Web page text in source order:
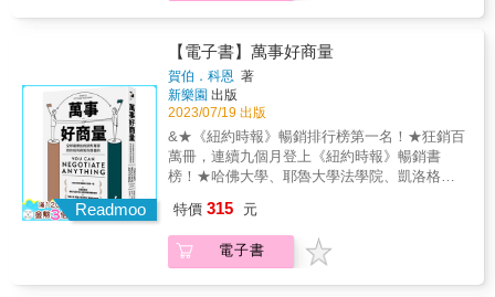
面否定三明治」── 分享你必須保護的利益
拒的理由&rarr;所以這個時間無法幫忙搬家 願意
提出其他的協助&rarr;我可以幫你找找看網路上
的搬家資訊 地位不高、籌碼不多、名氣不響、
資金不夠&hellip;&hellip;全都不是問題， 15個
迅速上手的談判工具，讓你一路見招拆招！ &
客戶在乎的是什麼 &事實&rarr;確認為什麼指
選項&rarr;集思廣益尋找各種替代方案Q：家人
不讓你養貓，該怎麼說服？A：利益&rarr;了解
家人擔心的問題有哪些 &事實&rarr;確認如何
解決過敏問題、環境問題，以及照顧責任問
題 &選項&rarr;在慈善社團借養一隻孟加拉豹
貓，引起過敏的案例少，掉毛也較少Q：想讓住
在北極的人跟你買冰箱，你要怎麼賣？A：利益
事實&rarr;冬天時把食物放在戶外，會凍得非常
硬而無法食用 &選項&rarr;冰箱可以穩定控管
食物溫度Q：討厭的朋友要你周末去幫她搬家，
想談妥互惠條件時&hellip;&hellip; & 絕大多數
的談判，我們都視為生活中的尋常， 那是因為
藉由多次嘗試，我們已在大腦裡建立了一套可
應付「普通狀況」的sop； 其實，談判的原則
總是相同，無論你的談判對象是挾持人質者、
你的伴侶，或是難搞的客戶&hellip;&hellip; 你
總得嘗試摸索出最大的可能性。 談判之所以
變得困難，是因為我們沒有能力判斷對手或當
下的情況。 或是因為缺乏資訊及談判技巧而變
的權力而心生恐懼&hellip;&hellip; & 作者身為
德國警務人員、緝毒組成員與官方專業談判教
練， 曾經面對過無數次的困境談判。 他曾與綁
Readmoo
【電子書】萬事好商量
賀伯．科恩 著
新樂園 出版
2023/07/19 出版
&★《紐約時報》暢銷排行榜第一名！★狂銷百
萬冊，連續九個月登上《紐約時報》暢銷書
榜！★哈佛大學、耶魯大學法學院、凱洛格商
聖地亞哥分校、麥吉爾大學、加拿大英屬哥倫
比亞大學、紐約哥大和芝加哥大學等一流名校
指定談判課！&&世界頂尖談判大師賀伯．科
特價 315 元
電子書